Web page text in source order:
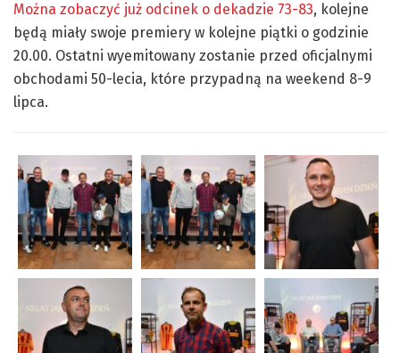
Można zobaczyć już odcinek o dekadzie 73-83, kolejne
będą miały swoje premiery w kolejne piątki o godzinie
20.00. Ostatni wyemitowany zostanie przed oficjalnymi
obchodami 50-lecia, które przypadną na weekend 8-9
lipca.